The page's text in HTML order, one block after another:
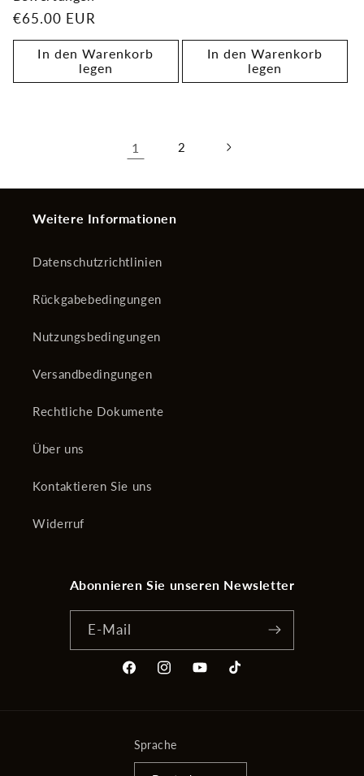
Normaler
Preis
€65.00 EUR
In den Warenkorb
legen
In den Warenkorb
legen
1 2
Weitere Informationen
Datenschutzrichtlinien
Rückgabebedingungen
Nutzungsbedingungen
Versandbedingungen
Rechtliche Dokumente
Über uns
Kontaktieren Sie uns
Widerruf
Abonnieren Sie unseren Newsletter
E-Mail
FacebookInstagramYouTubeTikTok
Sprache